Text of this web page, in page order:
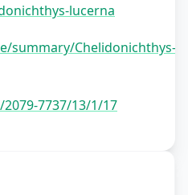
lucerna
summary/Chelidonichthys-
7737/13/1/17